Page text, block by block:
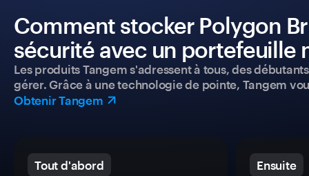
Comment stocker Polygon
sécurité avec un portefeuille
Les produits Tangem s'adressent à tous, des
gérer. Grâce à une technologie de pointe, Tangem
Obtenir Tangem
Tout d'abord Ensuite